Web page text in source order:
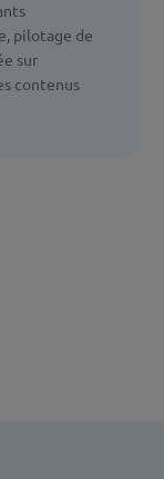
pilotage de
sur
contenus